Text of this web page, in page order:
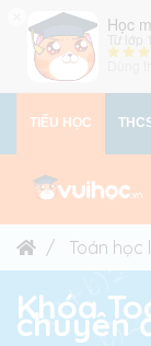
Học
Từ lớp
TIỂU HỌC
Toán học
Khóa
chuyên